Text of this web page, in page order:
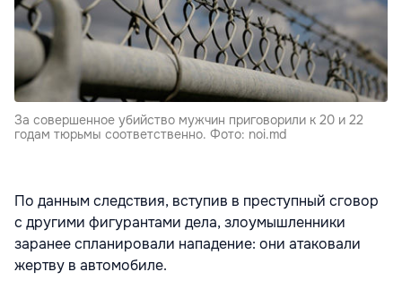
За совершенное убийство мужчин приговорили к 20 и 22
годам тюрьмы соответственно. Фото: noi.md
По данным следствия, вступив в преступный сговор
с другими фигурантами дела, злоумышленники
заранее спланировали нападение: они атаковали
жертву в автомобиле.